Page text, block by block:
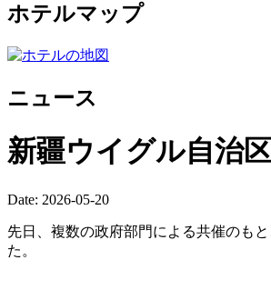
ホテルマップ
ニュース
新疆ウイグル自治
Date: 2026-05-20
先日、複数の政府部門による共催のも
た。